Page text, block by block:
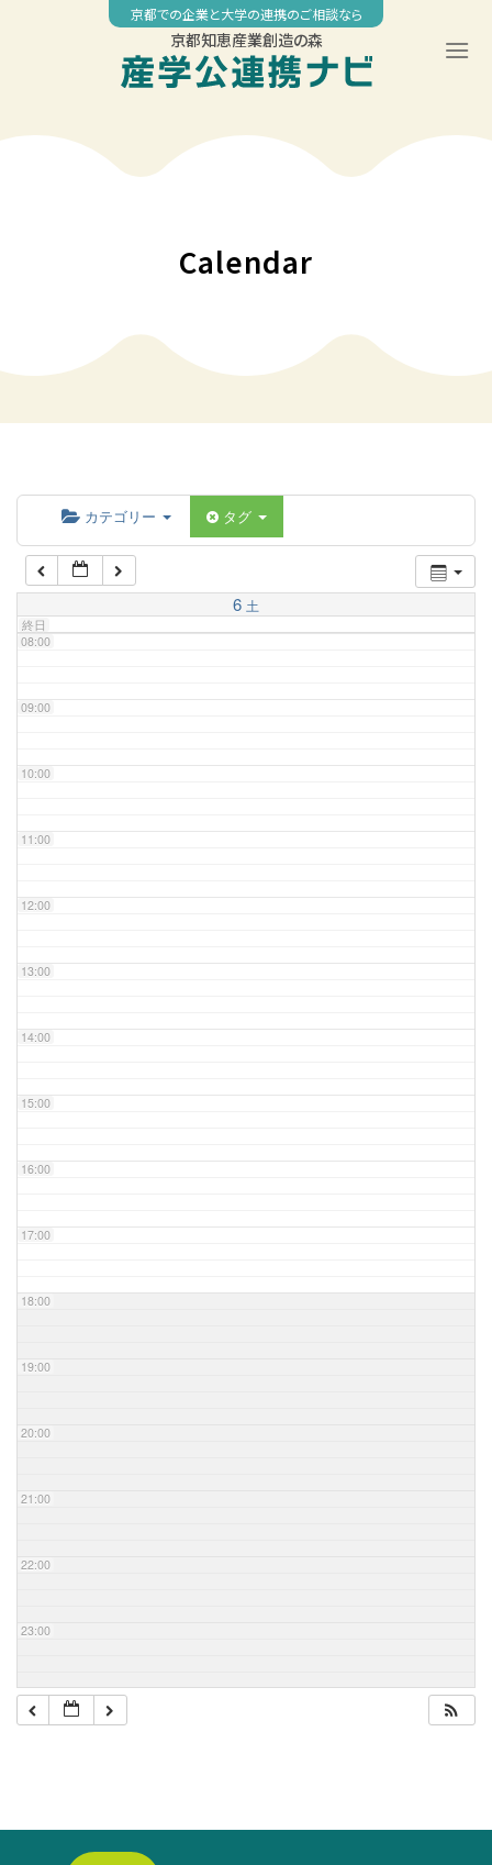
京都での企業と大学の連携のご相談なら
京都知恵産業創造の森
Calendar
カテゴリー タグ
6 土
終日
04:00
07:00
08:00
09:00
10:00
11:00
12:00
13:00
14:00
15:00
16:00
17:00
18:00
19:00
20:00
21:00
22:00
23:00